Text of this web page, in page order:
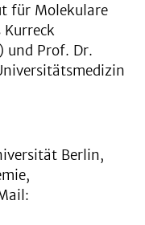
für Molekulare
Kurreck
und Prof. Dr.
Berlin,